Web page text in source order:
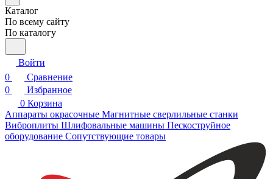
Каталог
По всему сайту
По каталогу
Войти
0
Сравнение
0
Избранное
0 Корзина
Аппараты окрасочные Магнитные сверлильные станки
Виброплиты Шлифовальные машины Пескоструйное
оборудование Сопутствующие товары